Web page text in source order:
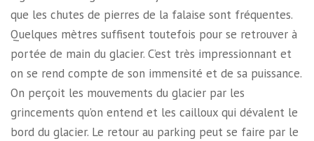
que les chutes de pierres de la falaise sont fréquentes.
Quelques mètres suffisent toutefois pour se retrouver à
portée de main du glacier. C’est très impressionnant et
on se rend compte de son immensité et de sa puissance.
On perçoit les mouvements du glacier par les
grincements qu’on entend et les cailloux qui dévalent le
bord du glacier. Le retour au parking peut se faire par le